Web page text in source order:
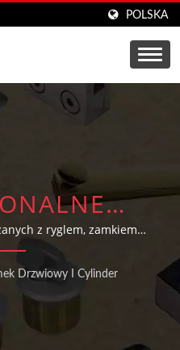
POLSKA
W
z ryglem, zamkiem
do bezpiecznych
Drzwiowy I Cylinder